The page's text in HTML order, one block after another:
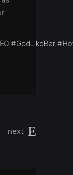
#GodLikeBar #
next